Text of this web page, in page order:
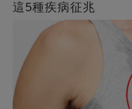
這5種疾病征兆